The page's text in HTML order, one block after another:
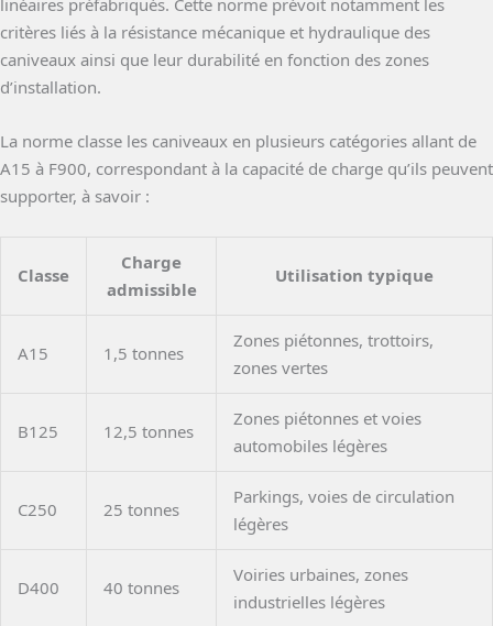
linéaires préfabriqués. Cette norme prévoit notamment les
critères liés à la résistance mécanique et hydraulique des
caniveaux ainsi que leur durabilité en fonction des zones
d’installation.
La norme classe les caniveaux en plusieurs catégories allant de
A15 à F900, correspondant à la capacité de charge qu’ils peuvent
supporter, à savoir :
Classe
Charge
admissible
Utilisation typique
A15 1,5 tonnes
Zones piétonnes, trottoirs,
zones vertes
B125 12,5 tonnes
Zones piétonnes et voies
automobiles légères
C250 25 tonnes
Parkings, voies de circulation
légères
D400 40 tonnes
Voiries urbaines, zones
industrielles légères